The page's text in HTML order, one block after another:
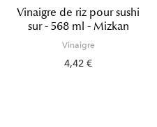
Vinaigre de riz pour sushi
sur - 568 ml - Mizkan
Vinaigre
4,42 €